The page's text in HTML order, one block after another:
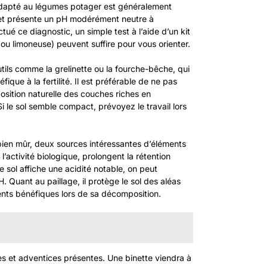
au légumes potager est généralement
présente un pH modérément neutre à
ce diagnostic, un simple test à l’aide d’un kit
limoneuse) peuvent suffire pour vous orienter.
comme la grelinette ou la fourche-bêche, qui
à la fertilité. Il est préférable de ne pas
naturelle des couches riches en
le sol semble compact, prévoyez le travail lors
mûr, deux sources intéressantes d’éléments
biologique, prolongent la rétention
sol affiche une acidité notable, on peut
Quant au paillage, il protège le sol des aléas
bénéfiques lors de sa décomposition.
et adventices présentes. Une binette viendra à